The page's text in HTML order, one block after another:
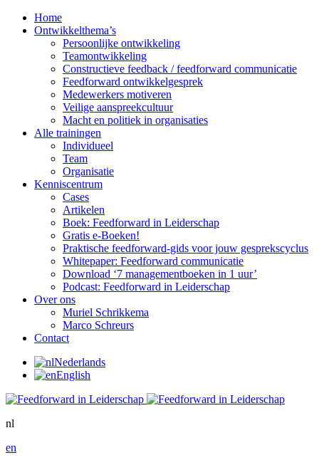
Home
Ontwikkelthema’s
Persoonlijke ontwikkeling
Teamontwikkeling
Constructieve feedback / feedforward communicatie
Feedforward ontwikkelgesprek
Medewerkers motiveren
Veilige aanspreekcultuur
Macht en politiek in organisaties
Alle trainingen
Individueel
Team
Organisatie
Kenniscentrum
Cases
Artikelen
Boek: Feedforward in Leiderschap
Gratis e-Boeken!
Praktische feedforward-gids voor jouw gesprekscyclus
Whitepaper: Feedforward communicatie
Download ‘7 managementboeken in 1 uur’
Podcast: Feedforward in Leiderschap
Over ons
Muriel Schrikkema
Marco Schreurs
Contact
Nederlands
English
nl
en